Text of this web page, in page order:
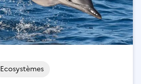
Ecosystèmes